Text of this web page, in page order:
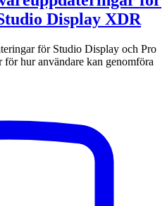
Display XDR
för Studio Display och Pro
hur användare kan genomföra